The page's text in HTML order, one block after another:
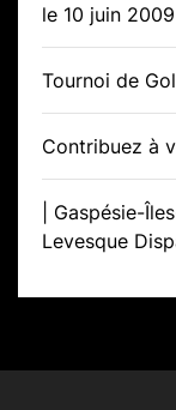
le 10 juin 2009
Tournoi de
Contribuez à
| Gaspésie-
Levesque